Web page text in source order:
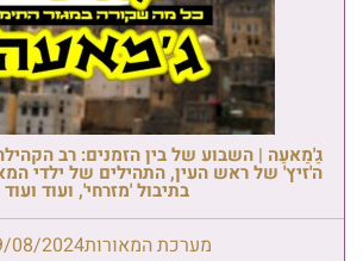
גַ'מַאעַה | השבוע של בין הזמנים: רב
ה'זיץ' של ראש העין, התהילים של ילדי
בתיבול 'מזרחי', ועוד ועוד
מערכת המאורות08/2024